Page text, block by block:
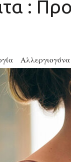
:
Αλλεργιογόνα